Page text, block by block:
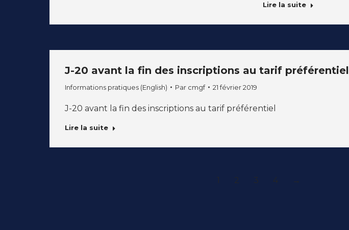
Lire la suite
J-20 avant la fin des inscriptions au tarif préférentiel
Informations pratiques (English) Par cmgf 21 février 2019
J-20 avant la fin des inscriptions au tarif préférentiel
Lire la suite
1 2 3 4 →